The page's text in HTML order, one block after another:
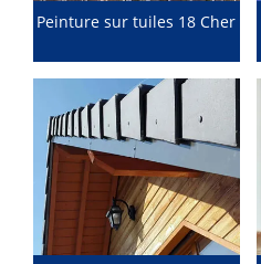
Peinture sur tuiles 18 Cher